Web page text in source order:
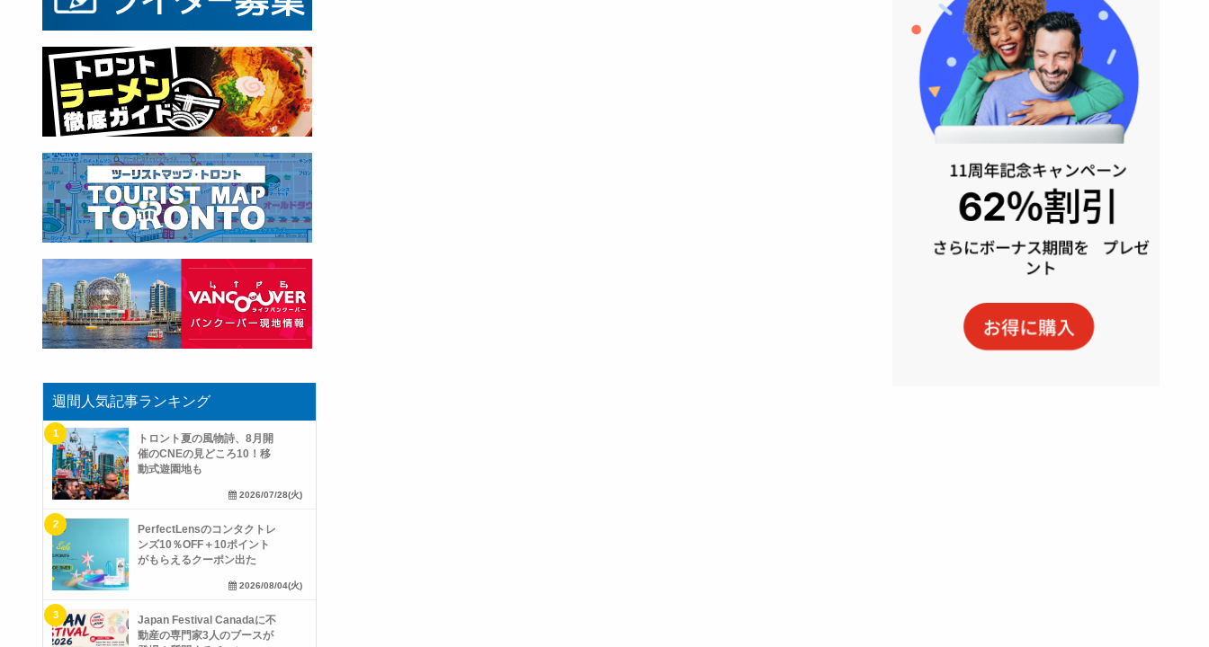
週間人気記事ランキング
トロント夏の風物詩、8月開
催のCNEの見どころ10！移
動式遊園地も
2026/07/28(火)
PerfectLensのコンタクトレ
ンズ10％OFF＋10ポイント
がもらえるクーポン出た
2026/08/04(火)
Japan Festival Canadaに不
動産の専門家3人のブースが